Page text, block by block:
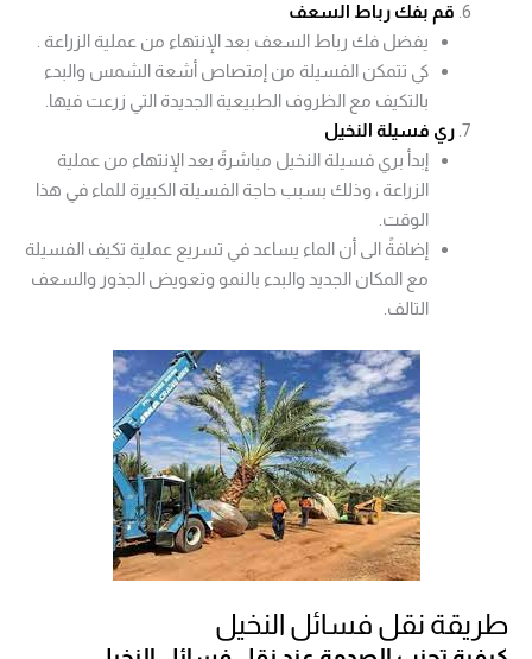
قم بفك رباط السعف
يفضل فك رباط السعف بعد الإنتهاء من عملية الزراعة .
كي تتمكن الفسيلة من إمتصاص أشعة الشمس والبدء
بالتكيف مع الظروف الطبيعية الجديدة التي زرعت فيها.
ري فسيلة النخيل
إبدأ بري فسيلة النخيل مباشرةً بعد الإنتهاء من عملية
الزراعة ، وذلك بسبب حاجة الفسيلة الكبيرة للماء في هذا
الوقت.
إضافةً الى أن الماء يساعد في تسريع عملية تكيف الفسيلة
مع المكان الجديد والبدء بالنمو وتعويض الجذور والسعف
التالف.
طريقة نقل فسائل النخيل